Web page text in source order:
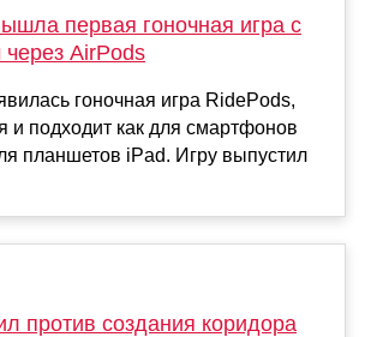
первая гоночная игра с
AirPods
гоночная игра RidePods,
и подходит как для смартфонов
планшетов iPad. Игру выпустил
против создания коридора